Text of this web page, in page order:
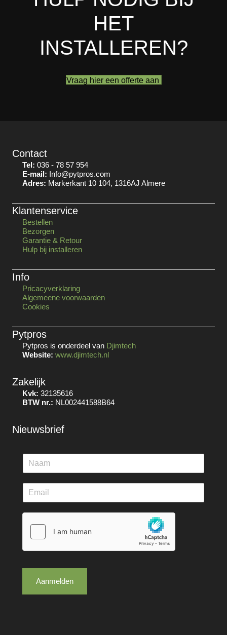
HET
INSTALLEREN?
Vraag hier een offerte aan
Contact
Tel: 036 - 78 57 954
E-mail: Info@pytpros.com
Adres: Markerkant 10 104, 1316AJ Almere
Klantenservice
Bestellen
Bezorgen
Garantie & Retour
Hulp bij installeren
Info
Pricacyverklaring
Algemeene voorwaarden
Cookies
Pytpros
Pytpros is onderdeel van Djimtech
Website: www.djimtech.nl
Zakelijk
Kvk: 32135616
BTW nr.: NL002441588B64
Nieuwsbrief
Aanmelden